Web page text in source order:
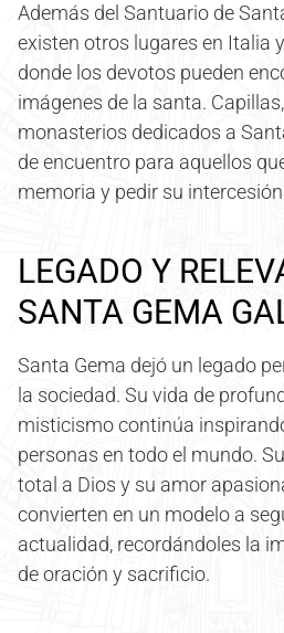
Además del Santuario de
existen otros lugares en Italia
donde los devotos pueden
imágenes de la santa.
monasterios dedicados a
de encuentro para aquellos
memoria y pedir su
LEGADO Y
SANTA GEMA
Santa Gema dejó un legado
la sociedad. Su vida de
misticismo continúa
personas en todo el mundo.
total a Dios y su amor
convierten en un modelo a
actualidad, recordándoles la
de oración y sacrificio.